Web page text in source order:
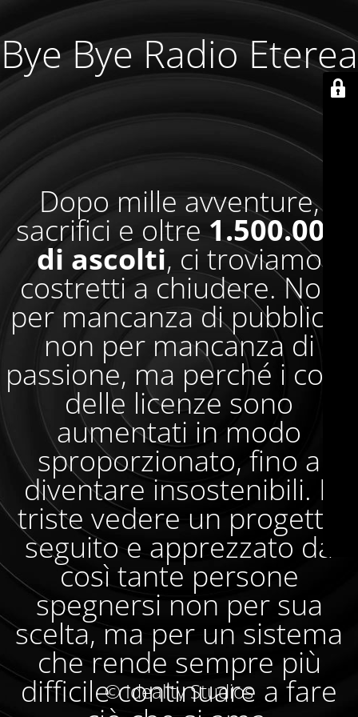
Bye Bye Radio Eterea
Dopo mille avventure,
sacrifici e oltre1.500.000
di ascolti, ci troviamo
costretti a chiudere. Non
per mancanza di pubblico,
non per mancanza di
passione, ma perché i costi
delle licenze sono
aumentati in modo
sproporzionato, fino a
diventare insostenibili. È
triste vedere un progetto
seguito e apprezzato da
così tante persone
spegnersi non per sua
scelta, ma per un sistema
che rende sempre più
difficile continuare a fare
© Ideality Studios